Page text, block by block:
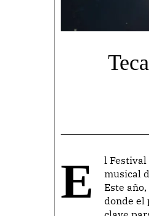
El Festival Tecate Emblema 2026 ha demostrado ser un importante evento en la escena
musical
Este
donde el